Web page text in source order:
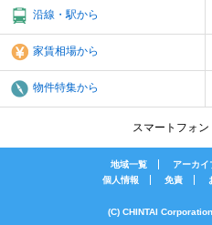
沿線・駅から
家賃相場から
物件特集から
スマートフォン
地域一覧 アーカイ
個人情報
免責
(C) CHINTAI